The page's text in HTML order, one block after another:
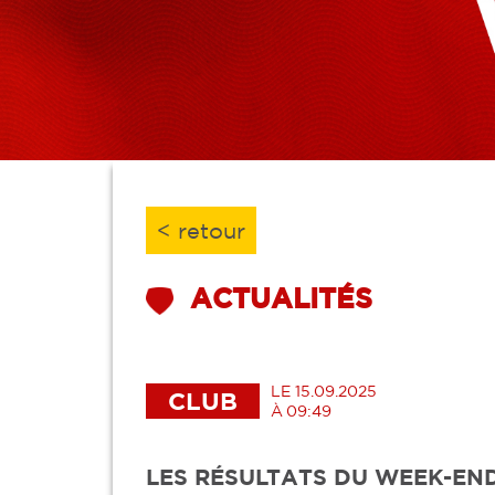
< retour
ACTUALITÉS
CLUB
LE 15.09.2025
À 09:49
LES RÉSULTATS DU WEEK-